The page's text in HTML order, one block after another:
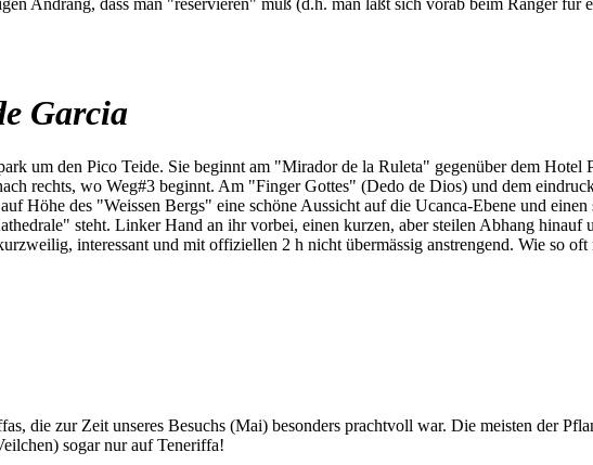
Garcia
um den Pico Teide. Sie beginnt am "Mirador de la Ruleta" gegenüber dem Hotel
rechts, wo Weg#3 beginnt. Am "Finger Gottes" (Dedo de Dios) und dem
Höhe des "Weissen Bergs" eine schöne Aussicht auf die Ucanca-Ebene und
steht. Linker Hand an ihr vorbei, einen kurzen, aber steilen Abhang
interessant und mit offiziellen 2 h nicht übermässig anstrengend. Wie so
die zur Zeit unseres Besuchs (Mai) besonders prachtvoll war. Die meisten der
sogar nur auf Teneriffa!